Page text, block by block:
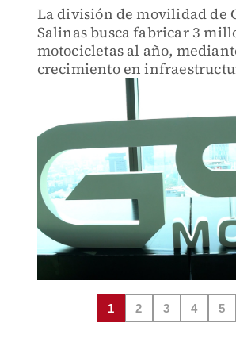
La división de movilidad de
Salinas busca fabricar 3
motocicletas al año,
crecimiento en
1 2 3 4 5